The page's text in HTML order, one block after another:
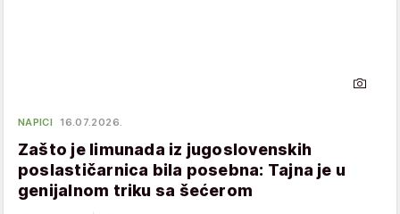
NAPICI 16.07.2026.
Zašto je limunada iz jugoslovenskih
poslastičarnica bila posebna: Tajna je u
genijalnom triku sa šećerom